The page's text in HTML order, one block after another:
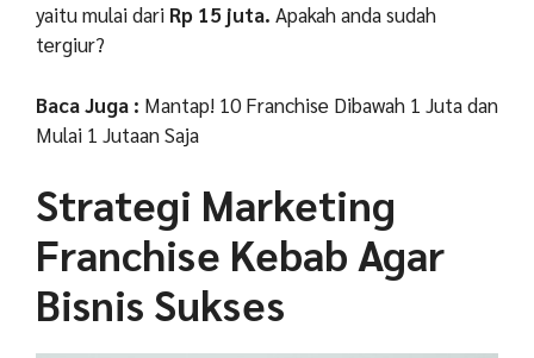
yaitu mulai dari Rp 15 juta. Apakah anda sudah
tergiur?
Baca Juga : Mantap! 10 Franchise Dibawah 1 Juta dan
Mulai 1 Jutaan Saja
Strategi Marketing
Franchise Kebab Agar
Bisnis Sukses